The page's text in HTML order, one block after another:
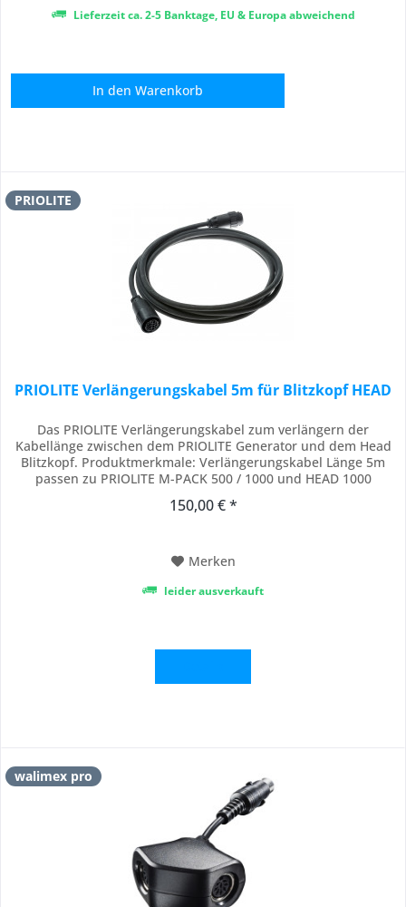
Lieferzeit ca. 2-5 Banktage, EU & Europa abweichend
In den Warenkorb
PRIOLITE
PRIOLITE Verlängerungskabel 5m für Blitzkopf HEAD
Das PRIOLITE Verlängerungskabel zum verlängern der
Kabellänge zwischen dem PRIOLITE Generator und dem Head
Blitzkopf. Produktmerkmale: Verlängerungskabel Länge 5m
passen zu PRIOLITE M-PACK 500 / 1000 und HEAD 1000
150,00 € *
Merken
leider ausverkauft
walimex pro